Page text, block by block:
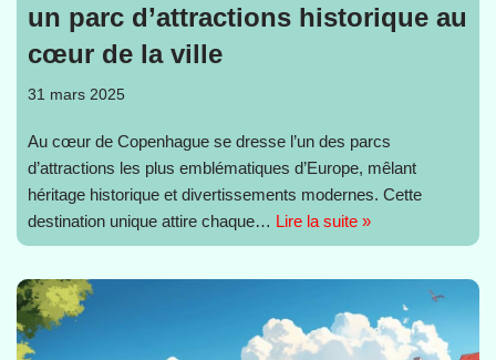
un parc d’attractions historique au
cœur de la ville
31 mars 2025
Au cœur de Copenhague se dresse l’un des parcs
d’attractions les plus emblématiques d’Europe, mêlant
héritage historique et divertissements modernes. Cette
destination unique attire chaque… Lire la suite »